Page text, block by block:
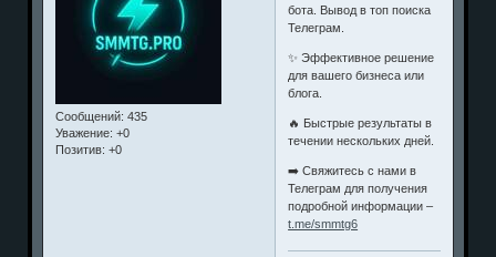
Сообщений: 435
Уважение: +0
Позитив: +0
бота. Вывод в топ поиска
Телеграм.
✨ Эффективное решение
для вашего бизнеса или
блога.
🔥 Быстрые результаты в
течении нескольких дней.
➡️ Свяжитесь с нами в
Телеграм для получения
подробной информации –
t.me/smmtg6